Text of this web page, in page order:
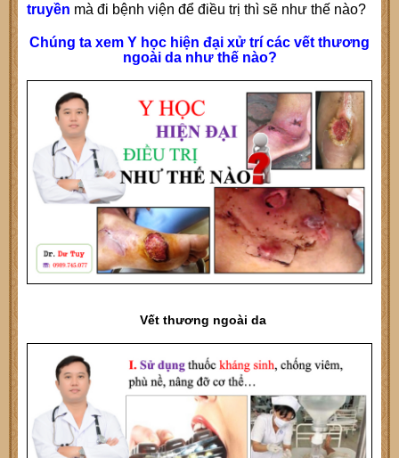
truyền mà đi bệnh viện để điều trị thì sẽ như thế nào?
Chúng ta xem Y học hiện đại xử trí các vết thương
ngoài da như thế nào?
Vết thương ngoài da